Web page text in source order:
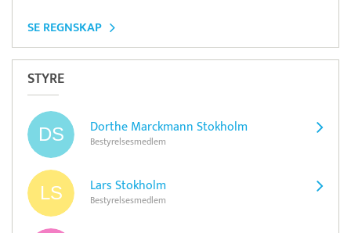
SE REGNSKAP
STYRE
Dorthe Marckmann Stokholm
Bestyrelsesmedlem
Lars Stokholm
Bestyrelsesmedlem